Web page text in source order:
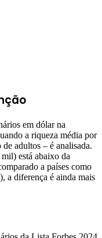
em dólar na
a riqueza média por
adultos – é analisada.
está abaixo da
a países como
a diferença é ainda mais